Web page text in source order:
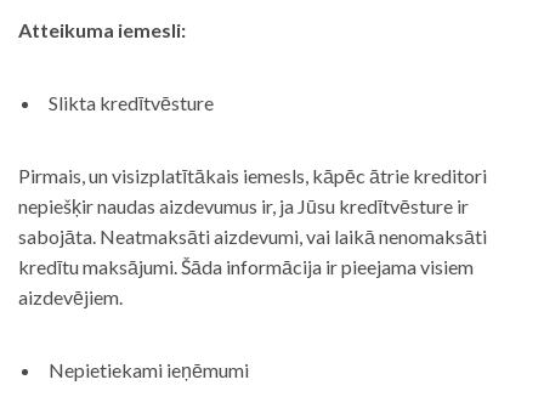
Atteikuma iemesli:
Slikta kredītvēsture
Pirmais, un visizplatītākais iemesls, kāpēc ātrie kreditori
nepiešķir naudas aizdevumus ir, ja Jūsu kredītvēsture ir
sabojāta. Neatmaksāti aizdevumi, vai laikā nenomaksāti
kredītu maksājumi. Šāda informācija ir pieejama visiem
aizdevējiem.
Nepietiekami ieņēmumi